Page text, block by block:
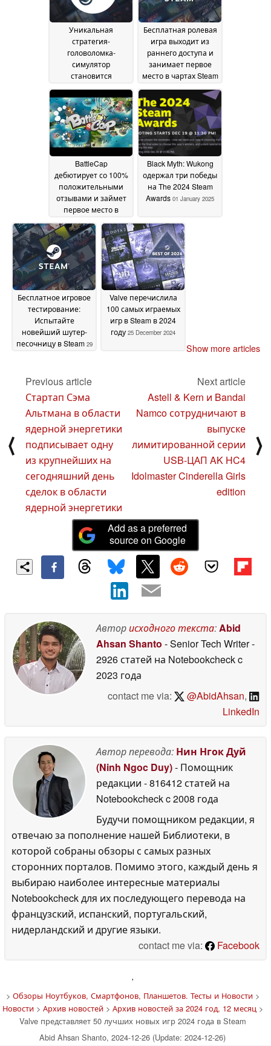
Уникальная
стратегия-
головоломка-
симулятор
становится
бесплатной в Steam
05 January 2025
Бесплатная ролевая
игра выходит из
раннего доступа и
занимает первое
место в чартах Steam
04 January 2025
BattleCap
дебютирует со 100%
положительными
отзывами и займет
первое место в
чартах SteamDB03
January 2025
Black Myth: Wukong
одержал три победы
на The 2024 Steam
Awards 01 January 2025
Бесплатное игровое
тестирование:
Испытайте
новейший шутер-
песочницу в Steam 29
Valve перечислила
100 самых играемых
игр в Steam в 2024
году 25 December 2024
Show more articles
⟨
Previous article
Стартап Сэма
Альтмана в области
ядерной энергетики
подписывает одну
из крупнейших на
сегодняшний день
сделок в области
ядерной энергетики
Next article
Astell & Kern и Bandai
Namco сотрудничают в
выпуске
лимитированной серии
USB-ЦАП AK HC4
Idolmaster Cinderella Girls
edition
⟩
Add as a preferred
source on Google
Авторисходного текста: Abid
Ahsan Shanto - Senior Tech Writer-
2926 статей на Notebookcheckc
2023 года
contact me via:
@AbidAhsan,
LinkedIn
Автор перевода: Нин Нгок Дуй
(Ninh Ngoc Duy)- Помощник
редакции - 816412 статей на
Notebookcheckc 2008 года
Будучи помощником редакции, я
отвечаю за пополнение нашей Библиотеки, в
которой собраны обзоры с самых разных
сторонних порталов. Помимо этого, каждый день я
выбираю наиболее интересные материалы
Notebookcheck для их последующего перевода на
французский, испанский, португальский,
нидерландский и другие языки.
contact me via:
Facebook
'
> Обзоры Ноутбуков, Смартфонов, Планшетов. Тесты и Новости>
Новости> Архив новостей> Архив новостей за 2024 год, 12 месяц >
Valve представляет 50 лучших новых игр 2024 года в Steam
Abid Ahsan Shanto, 2024-12-26 (Update: 2024-12-26)